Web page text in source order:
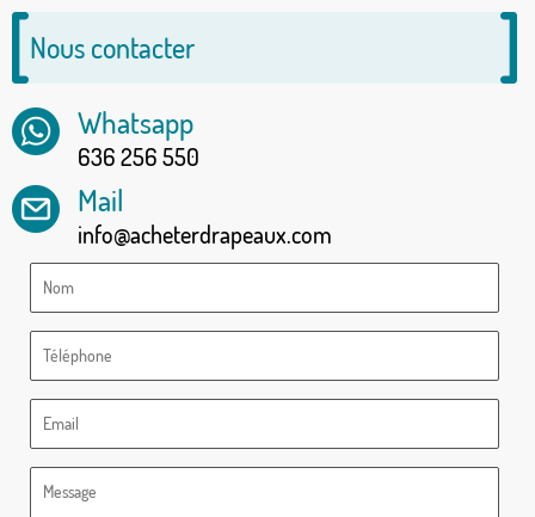
Nous contacter
Whatsapp
636 256 550
Mail
info@acheterdrapeaux.com